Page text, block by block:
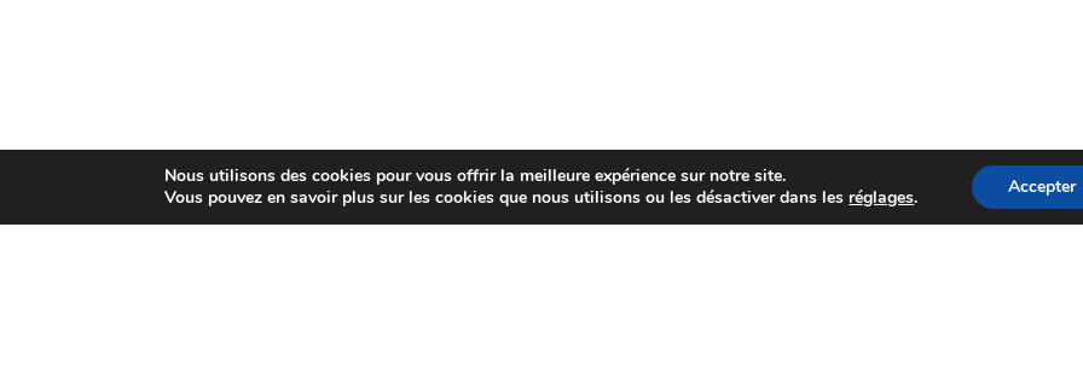
Nous utilisons des cookies pour vous offrir la meilleure expérience sur notre site.
Vous pouvez en savoir plus sur les cookies que nous utilisons ou les désactiver dans les réglages. Accepter